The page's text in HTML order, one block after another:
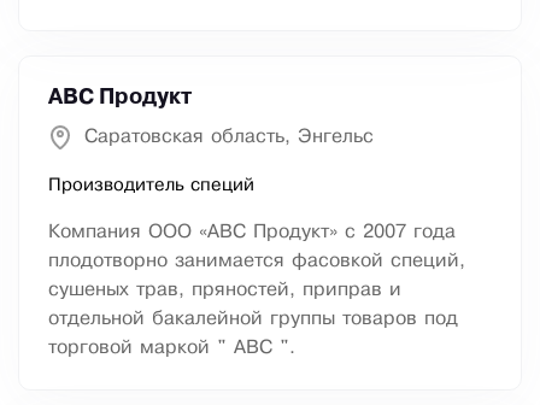
АВС Продукт
Саратовская область, Энгельс
Производитель специй
Компания ООО «АВС Продукт» с 2007 года
плодотворно занимается фасовкой специй,
сушеных трав, пряностей, приправ и
отдельной бакалейной группы товаров под
торговой маркой " АВС ".